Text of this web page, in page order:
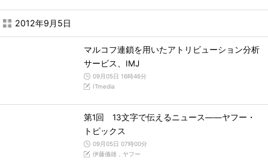
2012年9月5日
マルコフ連鎖を用いたアトリビューション分析
サービス、IMJ
09月05日 16時46分
ITmedia
第1回 13文字で伝えるニュース――ヤフー・
トピックス
09月05日 07時00分
伊藤儀雄，ヤフー